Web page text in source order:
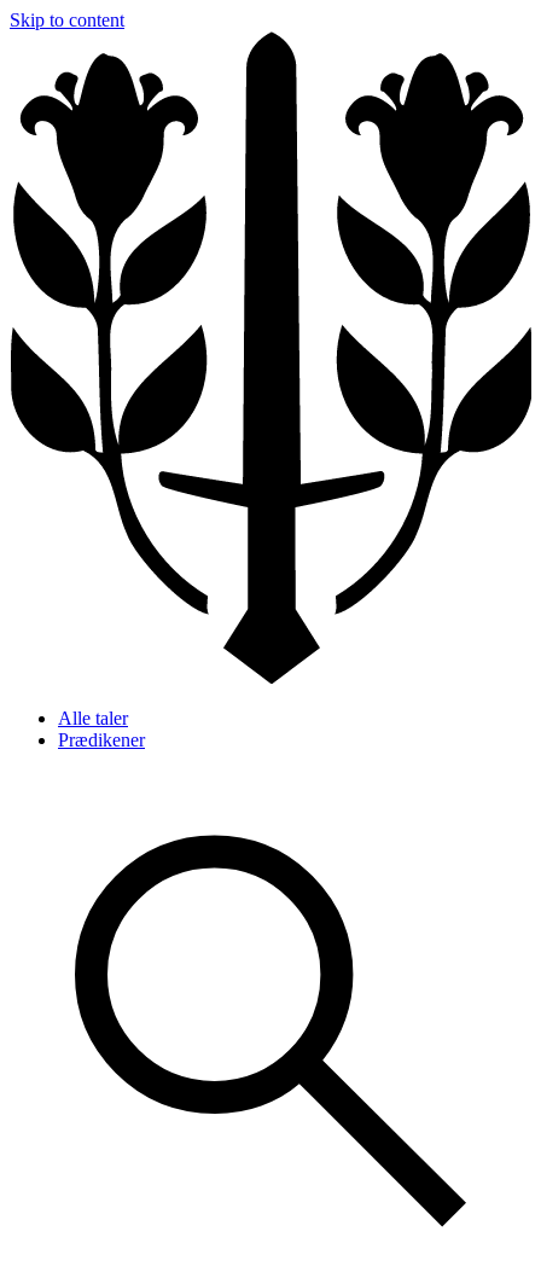
Skip to content
Alle taler
Prædikener